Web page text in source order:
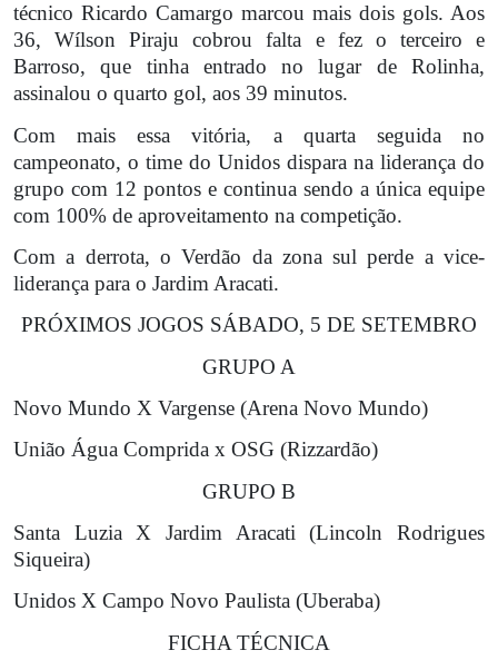
técnico Ricardo Camargo marcou mais dois gols. Aos
36, Wílson Piraju cobrou falta e fez o terceiro e
Barroso, que tinha entrado no lugar de Rolinha,
assinalou o quarto gol, aos 39 minutos.
Com mais essa vitória, a quarta seguida no
campeonato, o time do Unidos dispara na liderança do
grupo com 12 pontos e continua sendo a única equipe
com 100% de aproveitamento na competição.
Com a derrota, o Verdão da zona sul perde a vice-
liderança para o Jardim Aracati.
PRÓXIMOS JOGOS SÁBADO, 5 DE SETEMBRO
GRUPO A
Novo Mundo X Vargense (Arena Novo Mundo)
União Água Comprida x OSG (Rizzardão)
GRUPO B
Santa Luzia X Jardim Aracati (Lincoln Rodrigues
Siqueira)
Unidos X Campo Novo Paulista (Uberaba)
FICHA TÉCNICA